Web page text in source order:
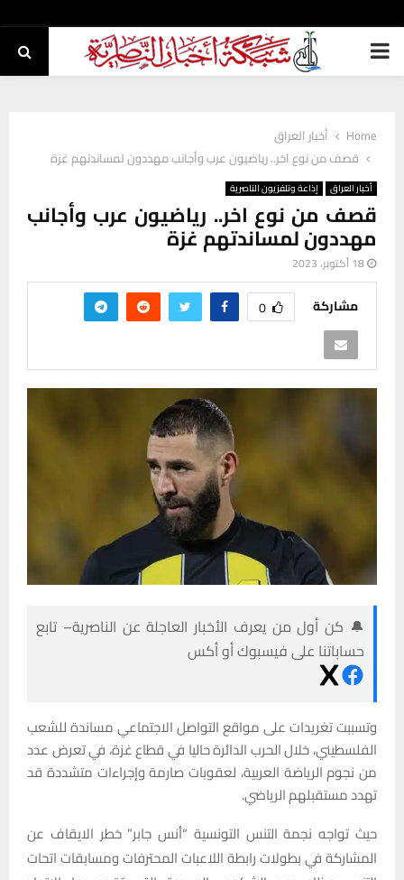
PRIMARY
Home
أخبار العراق
قصف من نوع اخر.. رياضيون عرب وأجانب مهددون لمساندتهم غزة
أخبار العراق إذاعة وتلفزيون الناصرية
قصف من نوع اخر.. رياضيون عرب وأجانب
مهددون لمساندتهم غزة
18 أكتوبر، 2023
مشاركة 0
🔔 كن أول من يعرف الأخبار العاجلة عن الناصرية– تابع
حساباتنا على فيسبوك أو أكس
وتسببت تغريدات على مواقع التواصل الاجتماعي مساندة للشعب
الفلسطيني، خلال الحرب الدائرة حاليا في قطاع غزة، في تعرض عدد
من نجوم الرياضة العربية، لعقوبات صارمة وإجراءات متشددة قد
تهدد مستقبلهم الرياضي.
حيث تواجه نجمة التنس التونسية “أنس جابر” خطر الايقاف عن
المشاركة في بطولات رابطة اللاعبات المحترفات ومسابقات اتحات